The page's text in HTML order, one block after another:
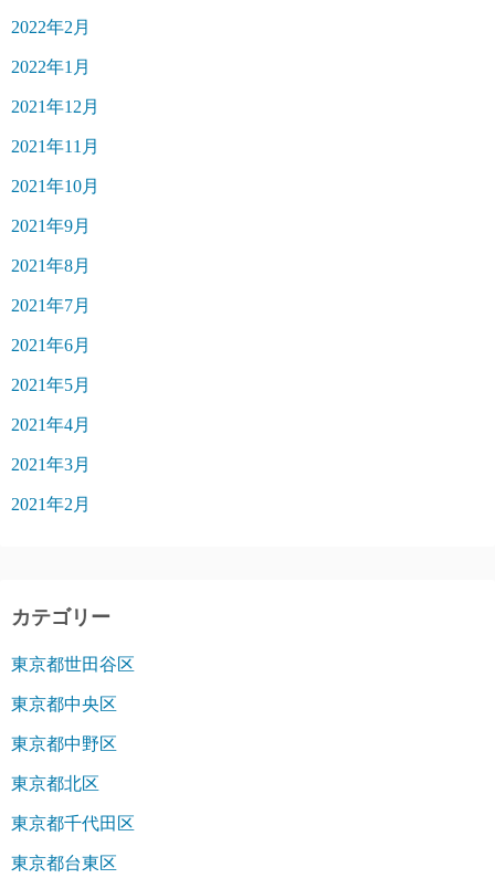
2022年2月
2022年1月
2021年12月
2021年11月
2021年10月
2021年9月
2021年8月
2021年7月
2021年6月
2021年5月
2021年4月
2021年3月
2021年2月
カテゴリー
東京都世田谷区
東京都中央区
東京都中野区
東京都北区
東京都千代田区
東京都台東区